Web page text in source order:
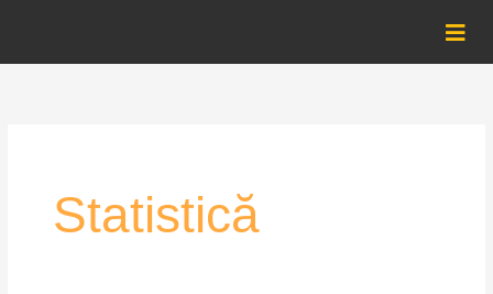
content
Statistică